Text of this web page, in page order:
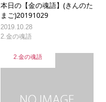
本日の【金の魂語】(きんのた
まご)20191029
2019.10.28
2.金の魂語
2.金の魂語